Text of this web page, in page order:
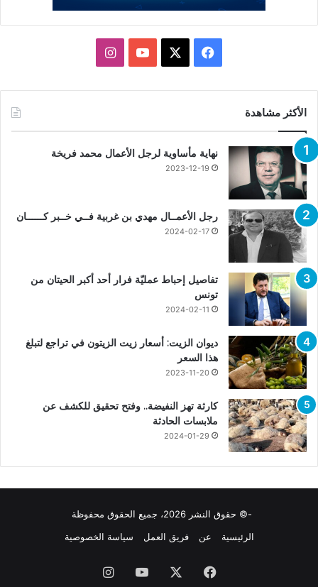
فيسبوك يوتيوبانستقرام
الأكثر مشاهدة
نهاية مأساوية لرجل الأعمال محمد فريخة
2023-12-19
رجل الأعمــال مهدي بن غربية فــي خــبر كــــــان
2024-02-17
تفاصيل إحباط عمليّة فرار أحد أكبر الحيتان من
تونس
2024-02-11
ديوان الزيت: أسعار زيت الزيتون في تراجع لتبلغ
هذا السعر
2023-11-20
كارثة تهز النفيضة.. وفتح تحقيق للكشف عن
ملابسات الحادثة
2024-01-29
-© حقوق النشر 2026، جميع الحقوق محفوظة
الرئيسية
عن فريق العمل سياسة الخصوصية
فيسبوك يوتيوبانستقرام